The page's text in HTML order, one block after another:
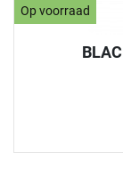
Op voorraad